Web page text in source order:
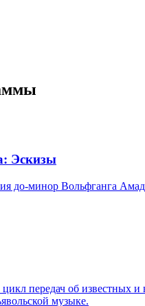
Эскизы
до-минор Вольфганга
передач об известных
музыке.